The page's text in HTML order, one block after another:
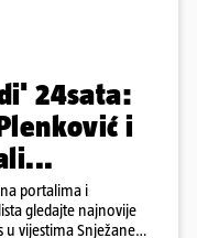
24sata:
i
na portalima i
gledajte najnovije
u vijestima Snježane